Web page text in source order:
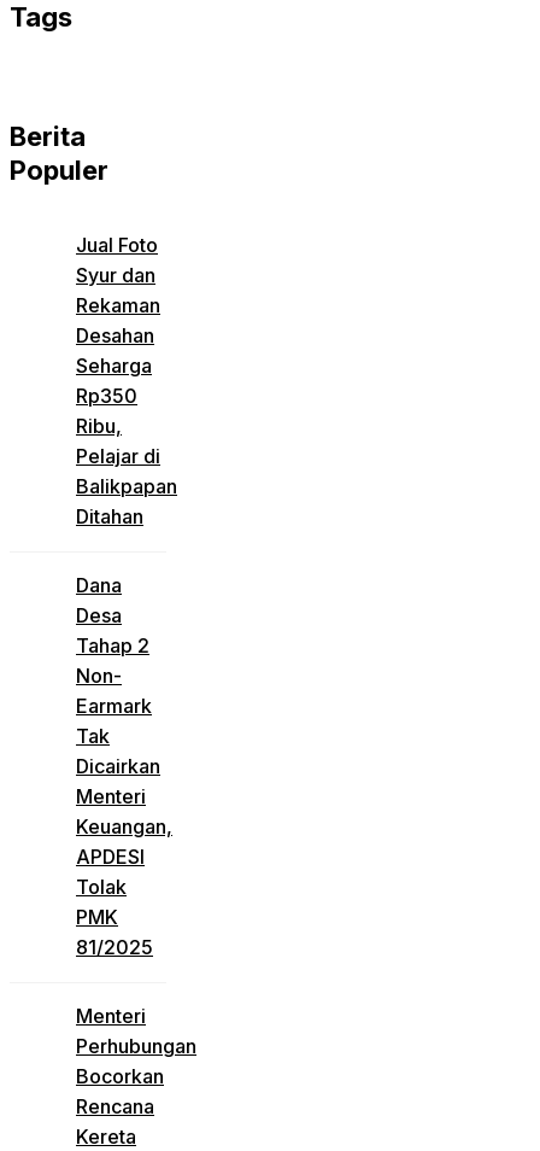
Tags
Berita
Populer
Jual Foto
Syur dan
Rekaman
Desahan
Seharga
Rp350
Ribu,
Pelajar di
Balikpapan
Ditahan
Dana
Desa
Tahap 2
Non-
Earmark
Tak
Dicairkan
Menteri
Keuangan,
APDESI
Tolak
PMK
81/2025
Menteri
Perhubungan
Bocorkan
Rencana
Kereta